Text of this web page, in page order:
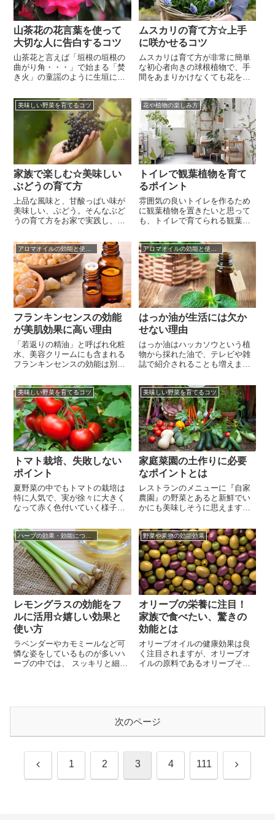
きつすぎない...
く、育てやすい植物でもあるか
ら。生育旺盛なハゴロモジャス
ミンはあれ...
山茶花の花言葉を使って
大切な人に告白するコツ
山茶花と言えば「垣根の垣根の
曲がり角・・・」で始まる「焚
き火」の童謡のように生垣に使
ればよく見かける道端の花とい
うイメージが強いため、山茶花
の花言葉が告白に向いているな
んて思いもしませんよね。バラ
やチューリップのように告白に
よく用いられる花に比べて華や
かさは劣りますが、山茶花の花
言葉は気持ち...
ムスカリの育て方☆上手
に咲かせるコツ
ムスカリは育て方が非常に簡単
な初心者向きの球根植物で、手
間をあまりかけなくても花を咲
ったらかしだと葉がだらんと伸
びたり頼りない株になってしま
いますよね。ムスカリを植える
なら綺麗な株に育つムスカリの
球根の植え方や、ムスカリの栽
培で失敗しないための知識など
きちんとしたムスカリの育て方
を知っておい...
美味しい野菜を育てるコツ
家族で楽しむ☆美味しい
ぶどうの育て方
上品な風味と、甘酸っぱい味が
美味しい、ぶどう。そんなぶど
うの育て方をお家で実践し、家
うを楽しめたら素敵ですよね。
ぶどうの育て方を実践して、実
を収穫するまでには長い年月を
必要とします。また、品種選び
や枝のお手入れなど、成長段階
によって必要な作業が多くあり
ます。しかし、一つ一つの作業
を丁寧に行え...
花や植物の楽しみ方
トイレで観葉植物を育て
るポイント
雰囲気の良いトイレを作るため
に観葉植物を置きたいと思って
も、トイレで育てられる観葉植
ますよね。トイレは日当たりが
悪いため一般的に植物には不向
きな環境と言えますが、日陰で
育つ観葉植物があるように日当
たりが悪い場所でも育てられる
観葉植物は存在します。ですの
でトイレで観葉植物を育てるの
は決して難し...
フランキンセンスの効能
が美肌効果に高い理由
「若返りの精油」と呼ばれ化粧
水、美容クリームにも含まれる
フランキンセンスの効能は別名
ものばかりですから、肌のトラ
ブルに悩まされている人や肌年
齢が気がかりな人はその効果を
詳しく知っておきたいですよ
ね。フランキンセンスは乾燥地
帯に生息するカンラン科の樹木
で、その樹皮から分泌される乳
白色の樹脂は空...
はっか油が生活には欠か
せない理由
はっか油はハッカソウという植
物から採れた油で、テレビや雑
誌で紹介されることも増えまし
飴が有名ですが、実ははっか油
は薬局でも手に入れることがで
きて生活に役に立つ効能が詰ま
っている植物油なのです。例え
ば除菌や防虫効果があるので、
菌や虫が好むキッチンの掃除に
もってこい。ちょっと香りを吸
い込めば鼻が...
美味しい野菜を育てるコツ
トマト栽培、失敗しない
ポイント
夏野菜の中でもトマトの栽培は
特に人気で、実が徐々に大きく
なって赤く色付いていく様子を
しいですよね。トマトを育てる
ために家庭菜園を始める人も多
く、夏野菜の中でも色鮮やかで
艶のある丸い実は子どもから大
人まで人気です。栄養もたっぷ
りあって、サラダから煮込み料
理まで収穫した後の使い道が豊
富なのも魅力...
美味しい野菜を育てるコツ
家庭菜園の土作りに必要
なポイントとは
レストランのメニューに『自家
農園』の野菜とあると新鮮でい
かにも美味しそうに思えますよ
っかり行うことで美味しく安全
な野菜を作ることが出来るので
す。一般的に作物を作るのには
肥沃な土地がふさわしいと言わ
れています。その言葉通り野菜
を作るのには栄養分が多い土で
あることはとても大切ですが野
菜が根を十分...
レモングラスの効能をフ
ルに活用☆嬉しい効果と
使い方
ラベンダーやカモミールなど可
憐な姿をしているものが多いハ
ーブの中では、 スッキリと細長
ていることが注目されていま
セもとても少...
野菜や果物の効能効果
オリーブの栄養に注目！
家族で食べたい、驚きの
効能とは
オリーブオイルの健康効果は良
く注目されますが、オリーブオ
イルの原料であるオリーブその
れたものを食べるのが一般的。
始めとした地...
次のページ
前 1 2 3 4 111 次